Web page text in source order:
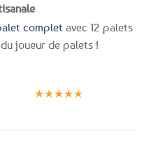
completavec 12 palets
joueur de palets !
★★★★★